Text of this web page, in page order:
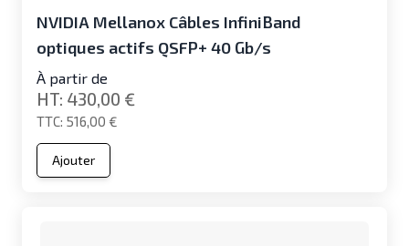
NVIDIA Mellanox Câbles InfiniBand
optiques actifs QSFP+ 40 Gb/s
À partir de
516,00 €
430,00 €
Ajouter